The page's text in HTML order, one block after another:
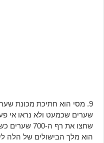
9. מסי הוא חתיכת מכונת
הוא מלך הבישולים של הלה